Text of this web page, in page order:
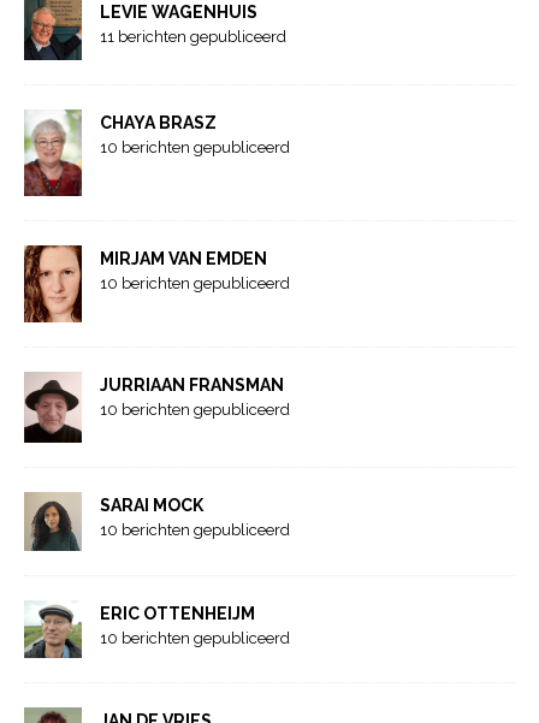
LEVIE WAGENHUIS
11 berichten gepubliceerd
CHAYA BRASZ
10 berichten gepubliceerd
MIRJAM VAN EMDEN
10 berichten gepubliceerd
JURRIAAN FRANSMAN
10 berichten gepubliceerd
SARAI MOCK
10 berichten gepubliceerd
ERIC OTTENHEIJM
10 berichten gepubliceerd